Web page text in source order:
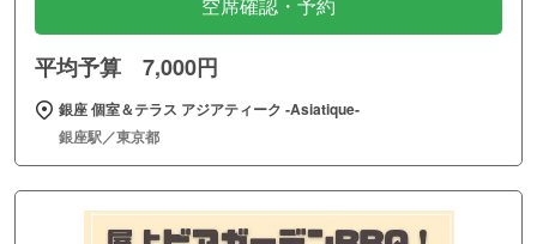
空席確認・予約
平均予算 7,000円
銀座 個室＆テラス アジアティーク ‐Asiatique‐
銀座駅／東京都